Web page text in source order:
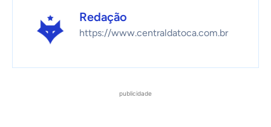
Redação
https://www.centraldatoca.com.br
publicidade